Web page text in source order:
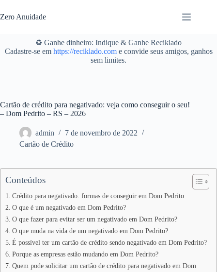
para
o
Zero Anuidade
♻️ Ganhe dinheiro: Indique & Ganhe Reciklado
Cadastre-se em https://reciklado.come convide seus amigos, ganhos
sem limites.
Cartão de crédito para negativado: veja como conseguir o seu!
– Dom Pedrito – RS – 2026
admin
7 de novembro de 2022
Cartão de Crédito
Conteúdos
Crédito para negativado: formas de conseguir em Dom Pedrito
O que é um negativado em Dom Pedrito?
O que fazer para evitar ser um negativado em Dom Pedrito?
O que muda na vida de um negativado em Dom Pedrito?
É possível ter um cartão de crédito sendo negativado em Dom Pedrito?
Porque as empresas estão mudando em Dom Pedrito?
Quem pode solicitar um cartão de crédito para negativado em Dom